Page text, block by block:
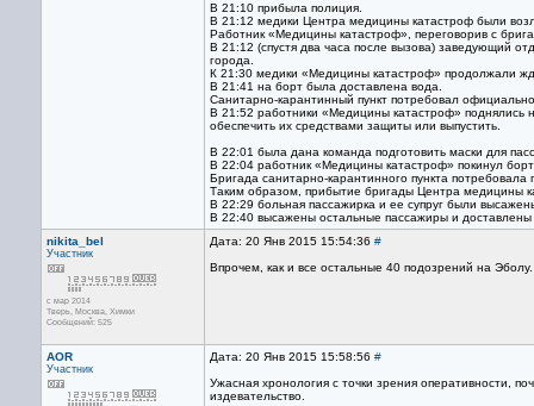
В 21:10 прибыла полиция.
В 21:12 медики Центра медицины катастроф были
Работник «Медицины катастроф», переговорив с
В 21:12 (спустя два часа после вызова) заведующий
города.
К 21:30 медики «Медицины катастроф» продолжали
В 21:41 на борт была доставлена вода.
Санитарно-карантинный пункт потребовал
В 21:52 работники «Медицины катастроф» поднялись
обеспечить их средствами защиты или выпустить.
В 22:01 была дана команда подготовить маски для
В 22:04 работник «Медицины катастроф» покинул
Бригада санитарно-карантинного пункта
Таким образом, прибытие бригады Центра медицины
В 22:29 больная пассажирка и ее супруг были
В 22:40 высажены остальные пассажиры и
nikita_bel
Участник
с мар 2014
Тверь, Москва, Химки
Сообщений: 525
Дата: 20 Янв 2015 15:54:36 #
Впрочем, как и все остальные 40 подозрений на Эболу.
AOR
Участник
Дата: 20 Янв 2015 15:58:56 #
Ужасная хронология с точки зрения оперативности,
издевательство.